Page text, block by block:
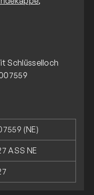
Schlüsselloch
(NE)
ASS NE